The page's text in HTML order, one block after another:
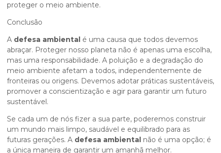
proteger o meio ambiente.
Conclusão
A defesa ambiental é uma causa que todos devemos
abraçar. Proteger nosso planeta não é apenas uma escolha,
mas uma responsabilidade. A poluição e a degradação do
meio ambiente afetam a todos, independentemente de
fronteiras ou origens. Devemos adotar práticas sustentáveis,
promover a conscientização e agir para garantir um futuro
sustentável.
Se cada um de nós fizer a sua parte, poderemos construir
um mundo mais limpo, saudável e equilibrado para as
futuras gerações. A defesa ambiental não é uma opção; é
a única maneira de garantir um amanhã melhor.